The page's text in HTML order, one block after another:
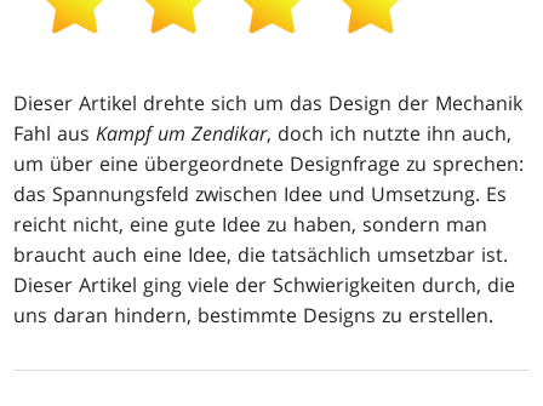
Dieser Artikel drehte sich um das Design der Mechanik
Fahl ausKampf um Zendikar, doch ich nutzte ihn auch,
um über eine übergeordnete Designfrage zu sprechen:
das Spannungsfeld zwischen Idee und Umsetzung. Es
reicht nicht, eine gute Idee zu haben, sondern man
braucht auch eine Idee, die tatsächlich umsetzbar ist.
Dieser Artikel ging viele der Schwierigkeiten durch, die
uns daran hindern, bestimmte Designs zu erstellen.